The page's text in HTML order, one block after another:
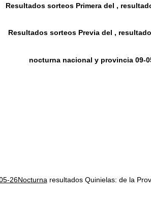
Resultados sorteos Primera del ,
Resultados sorteos Previa del ,
nocturna nacional y provincia 09-
26Nocturna resultados Quinielas: de la